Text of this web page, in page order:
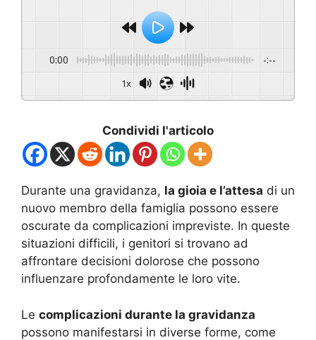
0:00 -:--
1x
Condividi l'articolo
Durante una gravidanza, la gioia e l’attesa di un
nuovo membro della famiglia possono essere
oscurate da complicazioni impreviste. In queste
situazioni difficili, i genitori si trovano ad
affrontare decisioni dolorose che possono
influenzare profondamente le loro vite.
Le complicazioni durante la gravidanza
possono manifestarsi in diverse forme, come